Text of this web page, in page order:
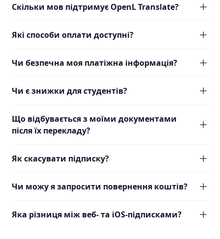
Скільки мов підтримує OpenL Translate?
Які способи оплати доступні?
Чи безпечна моя платіжна інформація?
Чи є знижки для студентів?
Що відбувається з моїми документами
після їх перекладу?
Як скасувати підписку?
Чи можу я запросити повернення коштів?
Яка різниця між веб- та iOS-підписками?